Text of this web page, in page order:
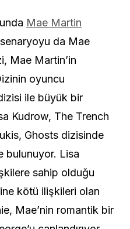
Mae Martin
da Mae
Mae Martin’in
oyuncu
ile büyük bir
Kudrow, The Trench
Ghosts dizisinde
bulunuyor. Lisa
sahip olduğu
kötü ilişkileri olan
Mae’nin romantik bir